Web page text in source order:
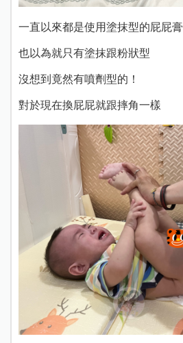
一直以來都是使用塗抹型的屁屁膏
也以為就只有塗抹跟粉狀型
沒想到竟然有噴劑型的！
對於現在換屁屁就跟摔角一樣